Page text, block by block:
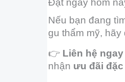
Đặt ngay hôm
Nếu bạn đang
gu thẩm mỹ, hãy
👉 Liên hệ
nhận ưu đãi